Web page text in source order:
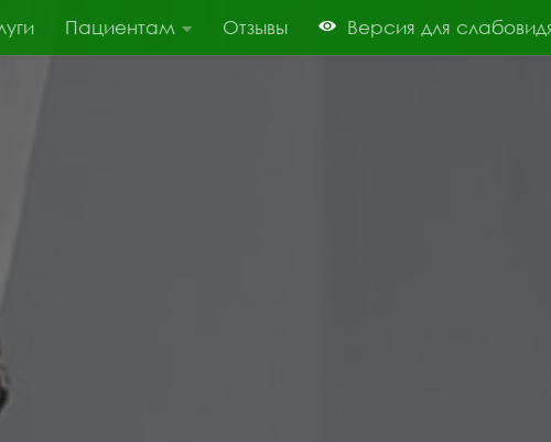
Пациентам Отзывы Версия для